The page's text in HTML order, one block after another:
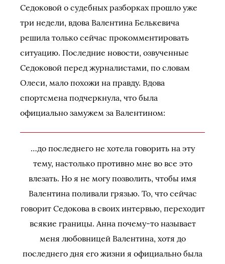
Седоковой о судебных разборках прошло уже
три недели, вдова Валентина Белькевича
решила только сейчас прокомментировать
ситуацию. Последние новости, озвученные
Седоковой перед журналистами, по словам
Олеси, мало похожи на правду. Вдова
спортсмена подчеркнула, что была
официально замужем за Валентином:
…до последнего не хотела говорить на эту
тему, настолько противно мне во все это
влезать. Но я не могу позволить, чтобы имя
Валентина поливали грязью. То, что сейчас
говорит Седокова в своих интервью, переходит
всякие границы. Анна почему-то называет
меня любовницей Валентина, хотя до
последнего дня его жизни я официально была